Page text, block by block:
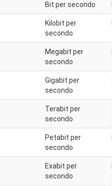
Bit per secondo
Kilobit per
secondo
Megabit per
secondo
Gigabit per
secondo
Terabit per
secondo
Petabit per
secondo
Exabit per
secondo